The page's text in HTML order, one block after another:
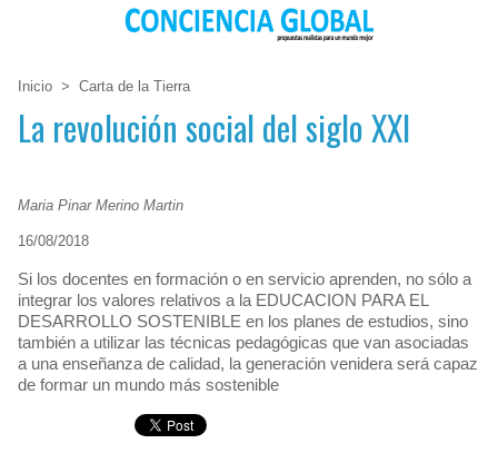
Inicio > Carta de la Tierra
La revolución social del siglo XXI
Maria Pinar Merino Martin
16/08/2018
Si los docentes en formación o en servicio aprenden, no sólo a
integrar los valores relativos a la EDUCACION PARA EL
DESARROLLO SOSTENIBLE en los planes de estudios, sino
también a utilizar las técnicas pedagógicas que van asociadas
a una enseñanza de calidad, la generación venidera será capaz
de formar un mundo más sostenible